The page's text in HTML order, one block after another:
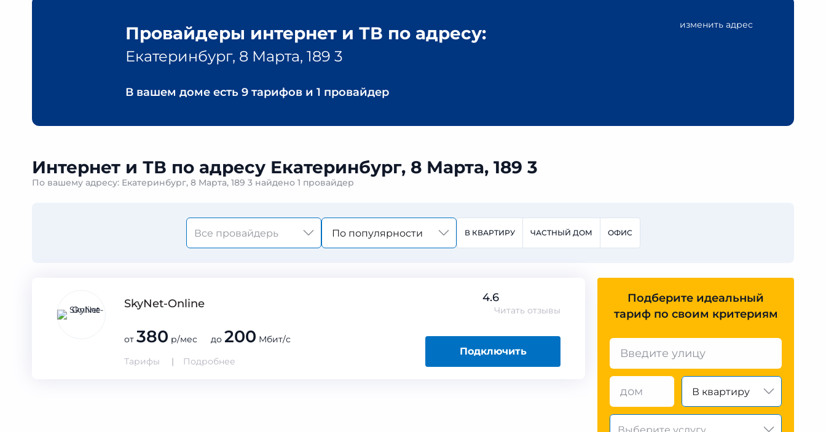
изменить адрес
Провайдеры интернет и ТВ по адресу:
Екатеринбург, 8 Марта, 189 3
В вашем доме есть 9 тарифов и 1 провайдер
Интернет и ТВ по адресу Екатеринбург, 8 Марта, 189 3
По вашему адресу: Екатеринбург, 8 Марта, 189 3 найдено 1 провайдер
По популярности В КВАРТИРУ ЧАСТНЫЙ ДОМ ОФИС
SkyNet-Online 4.6
Читать отзывы
от 380 р/мес до 200 Мбит/с
Тарифы
Подробнее
Подключить
Подберите идеальный
тариф по своим критериям
В квартиру